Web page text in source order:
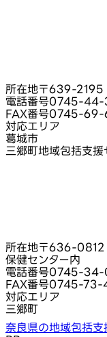
所在地〒639-2195
電話番号0745-44-
FAX番号0745-69-
対応エリア
葛城市
三郷町地域包括支援
所在地〒636-0812
保健センター内
電話番号0745-
FAX番号0745-73-
対応エリア
三郷町
奈良県の地域包括支